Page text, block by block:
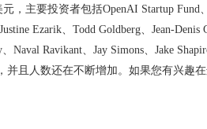
元，主要投资者包括OpenAI Startup Fund
Ezarik、Todd Goldberg、Jean-
Naval Ravikant、Jay Simons、Jake
并且人数还在不断增加。如果您有兴趣